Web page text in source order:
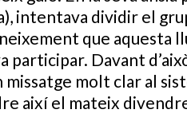
intentava dividir el
que aquesta
participar. Davant
molt clar al
així el mateix